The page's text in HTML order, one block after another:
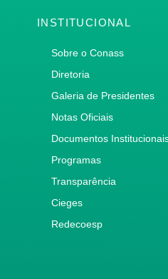
INSTITUCIONAL
Sobre o Conass
Diretoria
Galeria de Presidentes
Notas Oficiais
Documentos
Programas
Transparência
Cieges
Redecoesp